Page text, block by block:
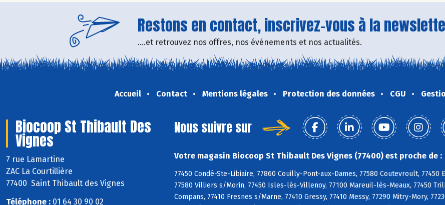
Restons en contact, inscrivez-vous à la
....et retrouvez nos offres, nos événements et nos actualités.
Accueil Contact Mentions légales Protection des données CGU
Biocoop St Thibault Des
Vignes
7 rue Lamartine
ZAC La Courtillière
77400 Saint Thibault des Vignes
Téléphone : 01 64 30 90 02
Nous suivre sur
Votre magasin Biocoop St Thibault Des Vignes (77400) est proche de :
77450 Condé-Ste-Libiaire, 77860 Couilly-Pont-aux-Dames, 77580 Coutevroult,
77580 Villiers s/Morin, 77450 Isles-lès-Villenoy, 77100 Mareuil-lès-Meaux, 77450
Compans, 77410 Fresnes s/Marne, 77410 Gressy, 77410 Messy, 77290 Mitry-Mory,